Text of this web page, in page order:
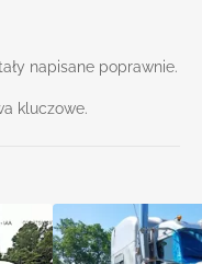
napisane poprawnie.
kluczowe.